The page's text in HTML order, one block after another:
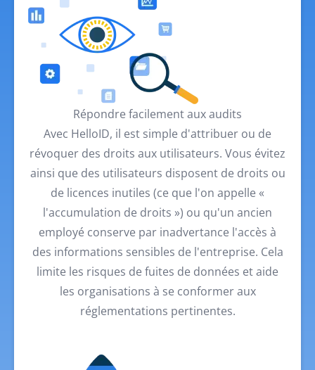
Répondre facilement aux audits
Avec HelloID, il est simple d'attribuer ou de
révoquer des droits aux utilisateurs. Vous évitez
ainsi que des utilisateurs disposent de droits ou
de licences inutiles (ce que l'on appelle «
l'accumulation de droits ») ou qu'un ancien
employé conserve par inadvertance l'accès à
des informations sensibles de l'entreprise. Cela
limite les risques de fuites de données et aide
les organisations à se conformer aux
réglementations pertinentes.